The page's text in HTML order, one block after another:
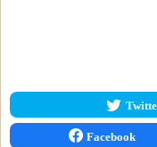
Facebook